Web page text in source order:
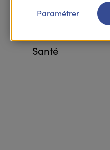
Prévoyance
Santé
Paramétrer